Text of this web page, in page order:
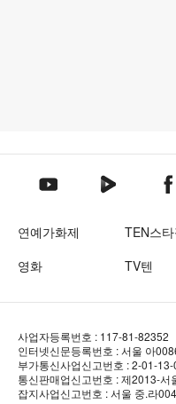
텐아시아 유튜브텐아시아 네이
연예가화제 TEN스
영화
TV텐
사업자등록번호 : 117-81-82352
인터넷신문등록번호 : 서울 아
부가통신사업신고번호 : 2-01-
통신판매업신고번호 : 제2013-서
잡지사업신고번호 : 서울 중.라